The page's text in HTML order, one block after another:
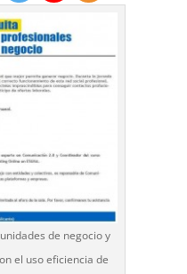
de negocio y
el uso eficiencia de